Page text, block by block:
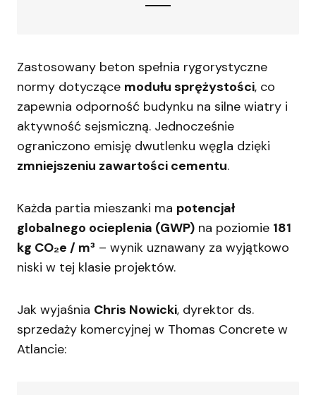
Zastosowany beton spełnia rygorystyczne
normy dotyczące modułu sprężystości, co
zapewnia odporność budynku na silne wiatry i
aktywność sejsmiczną. Jednocześnie
ograniczono emisję dwutlenku węgla dzięki
zmniejszeniu zawartości cementu.
Każda partia mieszanki ma potencjał
globalnego ocieplenia (GWP) na poziomie 181
kg CO₂e / m³ – wynik uznawany za wyjątkowo
niski w tej klasie projektów.
Jak wyjaśnia Chris Nowicki, dyrektor ds.
sprzedaży komercyjnej w Thomas Concrete w
Atlancie: